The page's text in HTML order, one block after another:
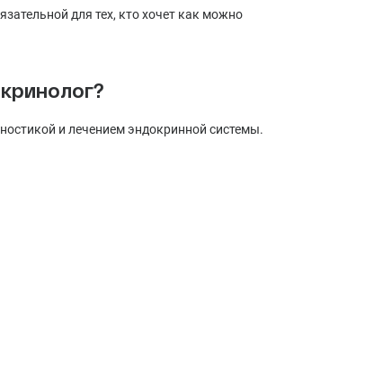
для тех, кто хочет как можно
и лечением эндокринной системы.